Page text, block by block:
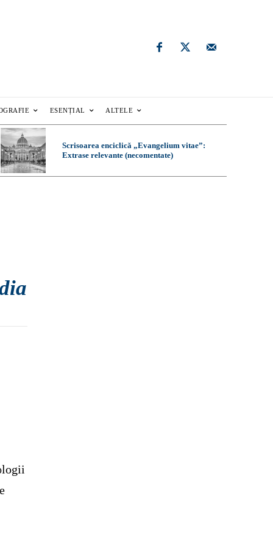
ESENȚIAL ALTELE
Scrisoarea enciclică „Evangelium vitae”:
Extrase relevante (necomentate)